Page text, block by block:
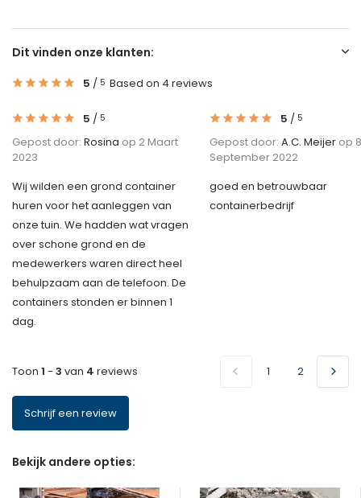
Dit vinden onze klanten:
5 / 5 Based on 4 reviews
5 / 5
Gepost door: Rosina op 2 Maart
2023
Wij wilden een grond container
huren voor het aanleggen van
onze tuin. We hadden wat vragen
over schone grond en de
medewerkers waren direct heel
behulpzaam aan de telefoon. De
containers stonden er binnen 1
dag.
5 / 5
Gepost door: A.C. Meijer op 8
September 2022
goed en betrouwbaar
containerbedrijf
Toon 1 - 3 van 4 reviews 1 2
Schrijf een review
Bekijk andere opties: